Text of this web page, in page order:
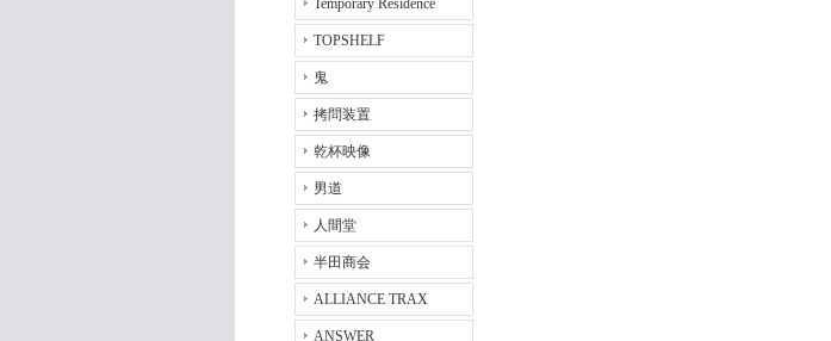
Temporary Residence
TOPSHELF
鬼
拷問装置
乾杯映像
男道
人間堂
半田商会
ALLIANCE TRAX
ANSWER